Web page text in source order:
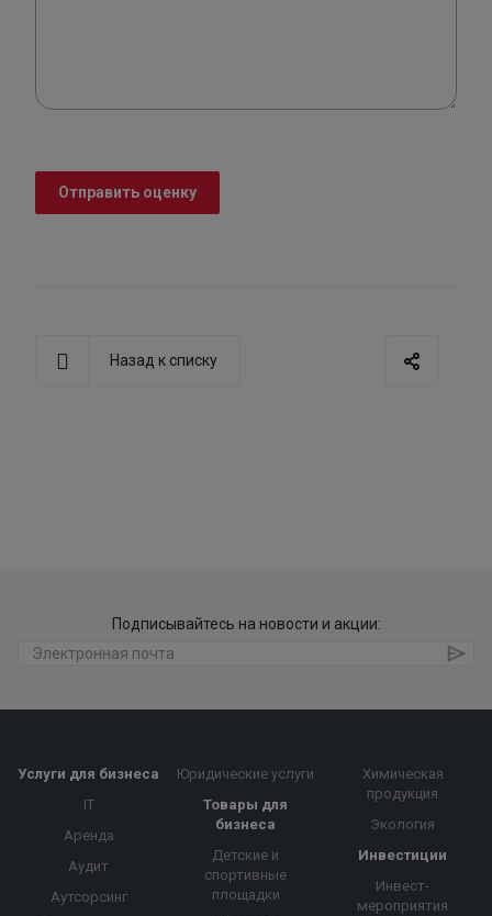
Отправить оценку
Назад к списку
Подписывайтесь на новости и акции:
Услуги для бизнеса
IT
Аренда
Аудит
Аутсорсинг
Юридические услуги
Товары для
бизнеса
Детские и
спортивные
площадки
Химическая
продукция
Экология
Инвестиции
Инвест-
мероприятия